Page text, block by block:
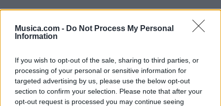
Musica.com - Do Not Process My Personal
Information
If you wish to opt-out of the sale, sharing to third parties, or
processing of your personal or sensitive information for
targeted advertising by us, please use the below opt-out
section to confirm your selection. Please note that after your
opt-out request is processed you may continue seeing